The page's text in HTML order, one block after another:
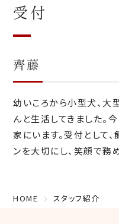
受付
齊藤
幼いころから小型犬、大
んと生活してきました。
家にいます。受付として
ンを大切にし、笑顔で務
HOME スタッフ紹介